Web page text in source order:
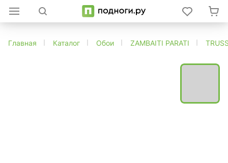
Главная Каталог Обои ZAMBAITI PARATI